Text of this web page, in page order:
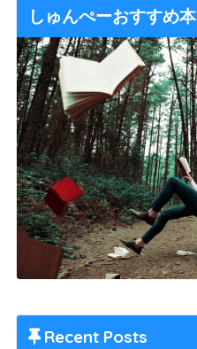
しゅんぺーおすすめ本
Recent Posts